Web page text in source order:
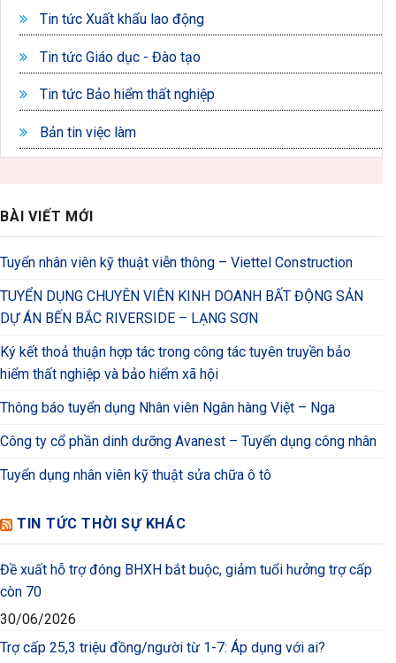
Tin tức Xuất khẩu lao động
Tin tức Giáo dục - Đào tạo
Tin tức Bảo hiểm thất nghiệp
Bản tin việc làm
BÀI VIẾT MỚI
Tuyển nhân viên kỹ thuật viễn thông – Viettel Construction
TUYỂN DỤNG CHUYÊN VIÊN KINH DOANH BẤT ĐỘNG SẢN
DỰ ÁN BẾN BẮC RIVERSIDE – LẠNG SƠN
Ký kết thoả thuận hợp tác trong công tác tuyên truyền bảo
hiểm thất nghiệp và bảo hiểm xã hội
Thông báo tuyển dụng Nhân viên Ngân hàng Việt – Nga
Công ty cổ phần dinh dưỡng Avanest – Tuyển dụng công nhân
Tuyển dụng nhân viên kỹ thuật sửa chữa ô tô
TIN TỨC THỜI SỰ KHÁC
Đề xuất hỗ trợ đóng BHXH bắt buộc, giảm tuổi hưởng trợ cấp
còn 70
30/06/2026
Trợ cấp 25,3 triệu đồng/người từ 1-7: Áp dụng với ai?